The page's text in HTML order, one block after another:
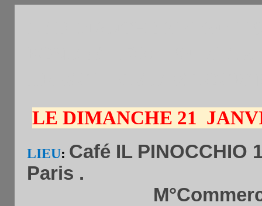
LE DIMANCHE 21
LIEU: Café IL PINOCCHIO
Paris .